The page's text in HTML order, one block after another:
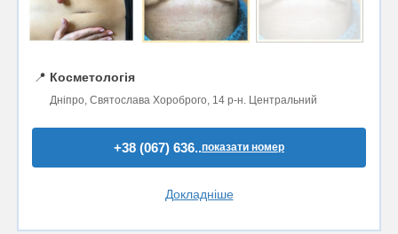
📍 Косметологія
Дніпро, Святослава Хороброго, 14 р-н. Центральний
+38 (067) 636..показати номер
Докладніше